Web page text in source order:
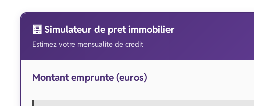
🧮 Simulateur de pret immobilier
Estimez votre mensualite de credit
Montant emprunte (euros)